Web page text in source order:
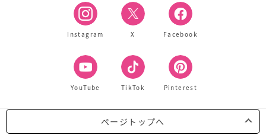
Instagram X Facebook
YouTube TikTok Pinterest
ページトップへ